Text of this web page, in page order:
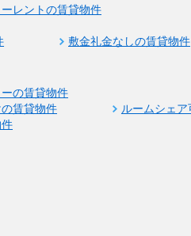
レントの賃貸物件
敷金礼金なしの賃貸物件
の賃貸物件
賃貸物件
ルームシェア